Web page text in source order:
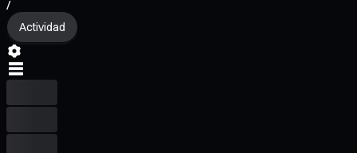
/
Actividad